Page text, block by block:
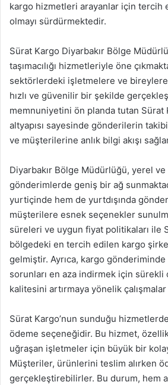
kargo hizmetleri arayanlar için tercih
olmayı sürdürmektedir.
Sürat Kargo Diyarbakır Bölge
taşımacılığı hizmetleriyle öne
sektörlerdeki işletmelere ve
hızlı ve güvenilir bir şekilde
memnuniyetini ön planda tutan Sürat
altyapısı sayesinde gönderilerin
ve müşterilerine anlık bilgi akışı
Diyarbakır Bölge Müdürlüğü, yerel ve
gönderimlerde geniş bir ağ
yurtiçinde hem de yurtdışında
müşterilere esnek seçenekler
süreleri ve uygun fiyat politikaları ile
bölgedeki en tercih edilen kargo
gelmiştir. Ayrıca, kargo gönderiminde
sorunları en aza indirmek için sürekli
kalitesini artırmaya yönelik çalışmalar
Sürat Kargo’nun sunduğu
ödeme seçeneğidir. Bu hizmet,
uğraşan işletmeler için büyük bir
Müşteriler, ürünlerini teslim alırken
gerçekleştirebilirler. Bu durum, hem